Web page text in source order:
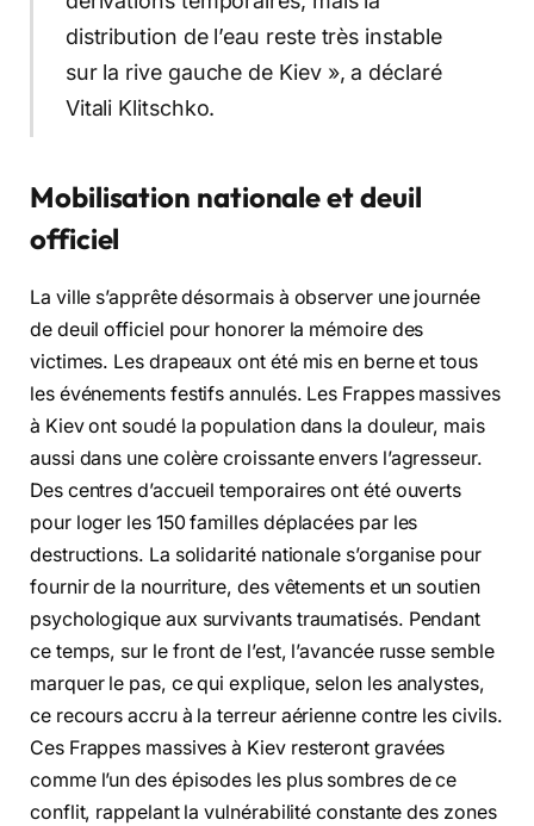
distribution de l’eau reste très instable
sur la rive gauche de Kiev », a déclaré
Vitali Klitschko.
Mobilisation nationale et deuil
officiel
La ville s’apprête désormais à observer une journée
de deuil officiel pour honorer la mémoire des
victimes. Les drapeaux ont été mis en berne et tous
les événements festifs annulés. Les Frappes massives
à Kiev ont soudé la population dans la douleur, mais
aussi dans une colère croissante envers l’agresseur.
Des centres d’accueil temporaires ont été ouverts
pour loger les 150 familles déplacées par les
destructions. La solidarité nationale s’organise pour
fournir de la nourriture, des vêtements et un soutien
psychologique aux survivants traumatisés. Pendant
ce temps, sur le front de l’est, l’avancée russe semble
marquer le pas, ce qui explique, selon les analystes,
ce recours accru à la terreur aérienne contre les civils.
Ces Frappes massives à Kiev resteront gravées
comme l’un des épisodes les plus sombres de ce
conflit, rappelant la vulnérabilité constante des zones